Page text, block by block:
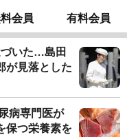
会員 有料会員
づいた…島田
が見落とした
病専門医が
保つ栄養素を